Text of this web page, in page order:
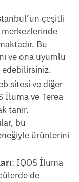
çeşitli
Bu
ve ona uyumlu
edebilirsiniz.
sitesi ve diğer
İluma ve Terea
tanır.
bu
ürünlerini
: IQOS İluma
de